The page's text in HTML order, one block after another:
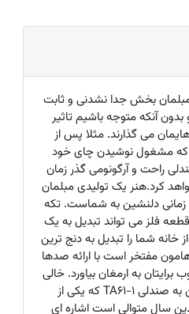
بخش جدا نشدنی و ثابت
بدون آنکه متوجه باشیم تاثیر
می گذارند. مثلا پس از
که مشغول نوشیدن چای خود
راحت و آرگونومی گذر زمان
کرد.هنر یک تولیدی مبلمان
دلنشین به شماست. تکه
فلز می تواند تبدیل به یک
شما را تبدیل به دنج ترین
مفتخر است با ارائه صدها
به ارمغان بیاورد. خالی
از لطف نیست که در این بین به صندلی TA61-1 که یکی از
سال متوالی است اشاره ای